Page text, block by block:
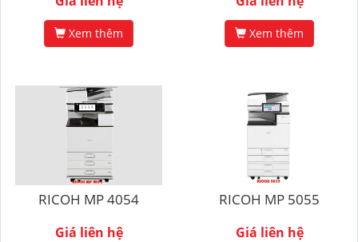
Xem thêm Xem thêm
RICOH MP 4054
Giá liên hệ
RICOH MP 5055
Giá liên hệ